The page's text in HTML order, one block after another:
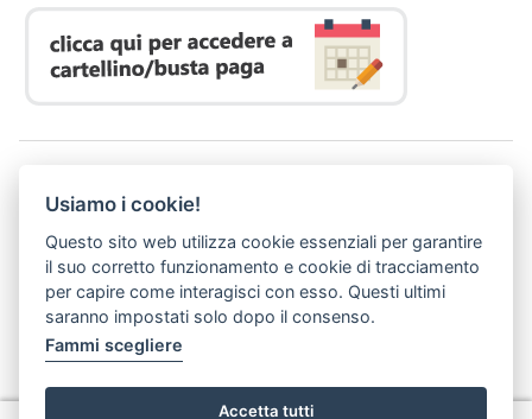
P. I. 05913670484 | C. F. 94164020482
Domicilio digitale:
dsutoscana@postacert.toscana.it
(abilitato alla ricezione di soli messaggi di posta elettronica certificata)
Usiamo i cookie!
Questo sito web utilizza cookie essenziali per garantire
il suo corretto funzionamento e cookie di tracciamento
per capire come interagisci con esso. Questi ultimi
saranno impostati solo dopo il consenso.
Fammi scegliere
Accetta tutti